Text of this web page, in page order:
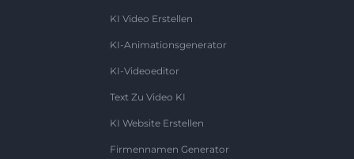
KI Video Erstellen
KI-Animationsgenerator
KI-Videoeditor
Text Zu Video KI
KI Website Erstellen
Firmennamen Generator